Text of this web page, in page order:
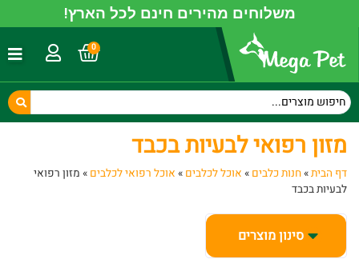
משלוחים מהירים חינם לכל הארץ!
0
מזון רפואי לבעיות בכבד
דף הבית»חנות כלבים » אוכל לכלבים » אוכל רפואי לכלבים » מזון רפואי
לבעיות בכבד
סינון מוצרים